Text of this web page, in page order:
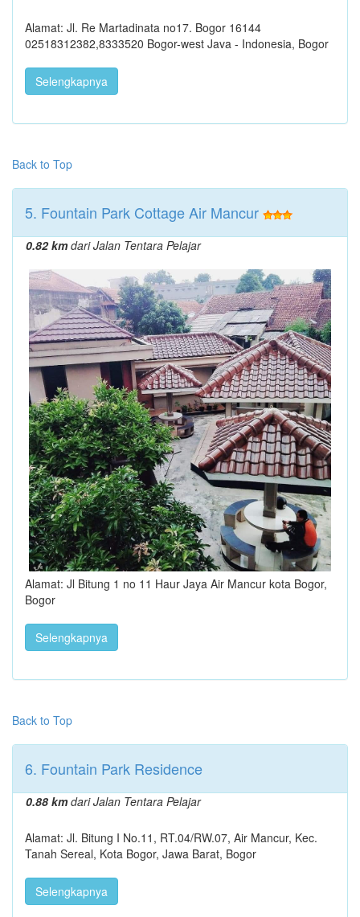
Alamat: Jl. Re Martadinata no17. Bogor 16144
02518312382,8333520 Bogor-west Java - Indonesia, Bogor
Selengkapnya
Back to Top
5. Fountain Park Cottage Air Mancur
0.82 kmdari Jalan Tentara Pelajar
Alamat: Jl Bitung 1 no 11 Haur Jaya Air Mancur kota Bogor,
Bogor
Selengkapnya
Back to Top
6. Fountain Park Residence
0.88 kmdari Jalan Tentara Pelajar
Alamat: Jl. Bitung I No.11, RT.04/RW.07, Air Mancur, Kec.
Tanah Sereal, Kota Bogor, Jawa Barat, Bogor
Selengkapnya